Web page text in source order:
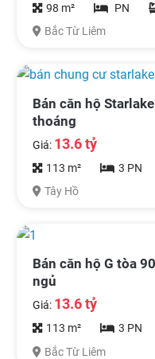
98 m² PN
Bắc Từ Liêm
Bán căn hộ
thoáng
Giá: 13.6 tỷ
113 m² 3 PN
Tây Hồ
Bán căn hộ G tòa
ngủ
Giá: 13.6 tỷ
113 m² 3 PN
Bắc Từ Liêm